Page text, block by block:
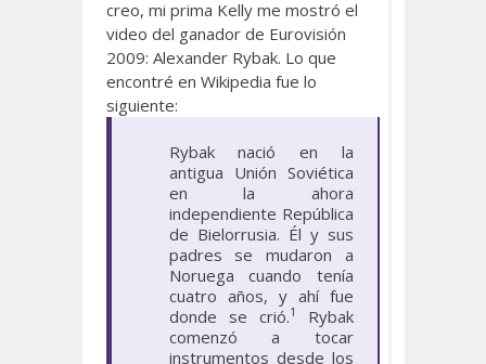
creo, mi prima Kelly me mostró el
video del ganador de Eurovisión
2009: Alexander Rybak. Lo que
encontré en Wikipedia fue lo
siguiente:
Rybak nació en la
antigua Unión Soviética
en la ahora
independiente República
de Bielorrusia. Él y sus
padres se mudaron a
Noruega cuando tenía
cuatro años, y ahí fue
donde se crió.1
Rybak
comenzó a tocar
instrumentos desde los